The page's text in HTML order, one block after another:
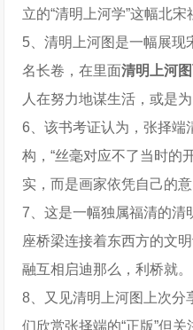
立的“清明上河学”这幅北宋
5、清明上河图是一幅展现
名长卷，在里面清明上河
人在努力地谋生活，或是为
6、该书考证认为，张择端
构，“丝毫对应不了当时的
实，而是画家依凭自己的意
7、这是一幅独属福清的清
座桥梁连接着东西方的文
融互相启迪那么，利桥就。
8、又见清明上河图上次分
们欣赏张择端的“正版”但